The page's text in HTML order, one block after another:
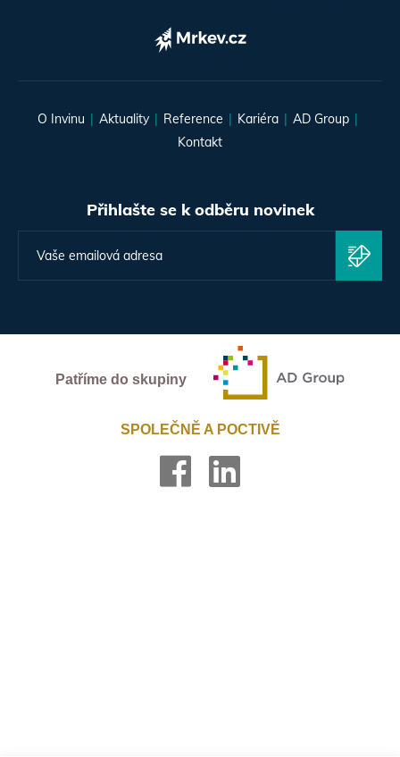
O Invinu Aktuality Reference Kariéra
AD Group
Kontakt
Přihlašte se k odběru novinek
Patříme do skupiny
SPOLEČNĚ A POCTIVĚ